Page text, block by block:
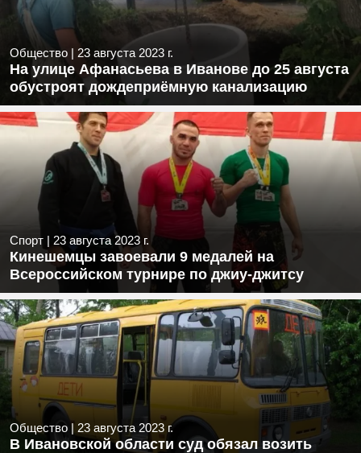
Общество | 23 августа 2023 г.
На улице Афанасьева в Иванове до 25 августа
обустроят дождеприёмную канализацию
Спорт | 23 августа 2023 г.
Кинешемцы завоевали 9 медалей на
Всероссийском турнире по джиу-джитсу
Общество | 23 августа 2023 г.
В Ивановской области суд обязал возить